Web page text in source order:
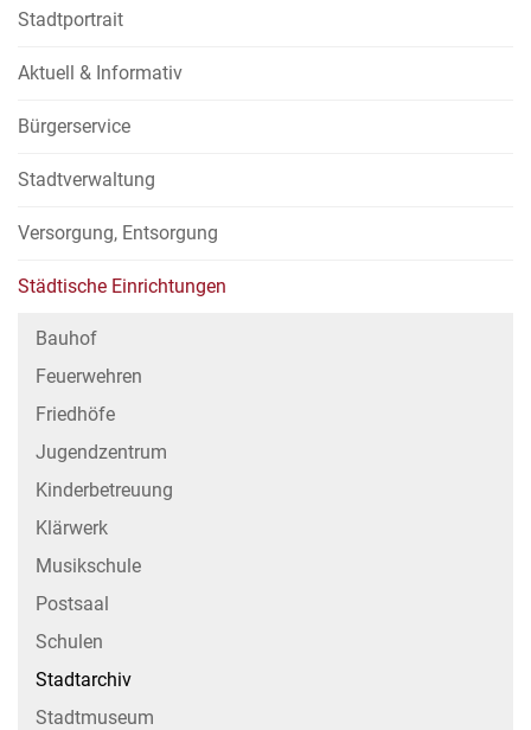
Stadtportrait
Aktuell & Informativ
Bürgerservice
Stadtverwaltung
Versorgung, Entsorgung
Städtische Einrichtungen
Bauhof
Feuerwehren
Friedhöfe
Jugendzentrum
Kinderbetreuung
Klärwerk
Musikschule
Postsaal
Schulen
Stadtarchiv
Stadtmuseum